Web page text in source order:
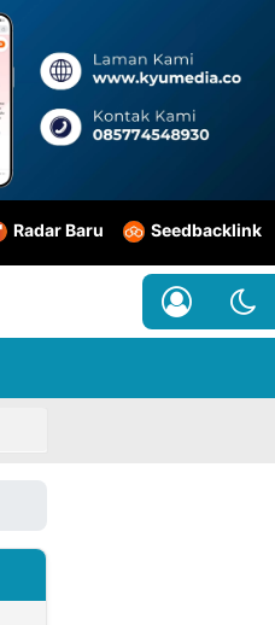
Radar Baru Seedbacklink